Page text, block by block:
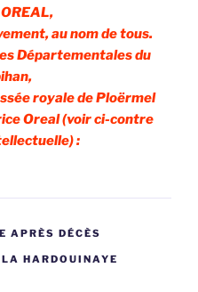
au nom de tous.
Départementales du
royale de Ploërmel
Oreal (voir ci-contre
:
APRÈS DÉCÈS
LA HARDOUINAYE